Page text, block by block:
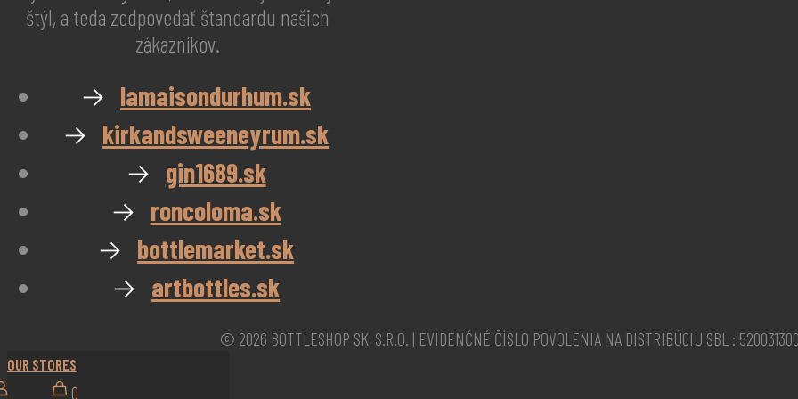
štýl, a teda zodpovedať štandardu našich
zákazníkov.
→ lamaisondurhum.sk
→ kirkandsweeneyrum.sk
→ gin1689.sk
→ roncoloma.sk
→ bottlemarket.sk
→ artbottles.sk
© 2026 BOTTLESHOP SK, S.R.O. | EVIDENČNÉ ČÍSLO POVOLENIA NA DISTRIBÚCIU SBL :
OUR STORES
0